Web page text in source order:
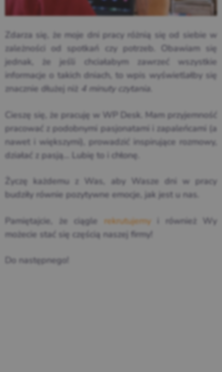
Zdarza się, że moje dni pracy różnią się od siebie w
zależności od spotkań czy potrzeb. Obawiam się
jednak, że jeśli chciałabym zawrzeć wszystkie
informacje o takich dniach, to wpis wyświetlałby się
znacznie dłużej niż 4 minuty czytania.
Cieszę się, że pracuję w WP Desk. Mam przyjemność
pracować z podobnymi pasjonatami
i zapaleńcami (a
nawet i większymi), prowadzić inspirujące rozmowy,
działać z pasją… Lubię to i chłonę.
Życzę każdemu z Was, aby Wasze dni w pracy
budziły równie pozytywne emocje, jak jest u nas.
Pamiętajcie, że ciągle rekrutujemy i również Wy
możecie stać się częścią naszej firmy!
Do następnego!